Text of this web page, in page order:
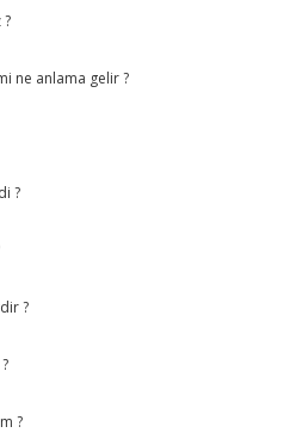
ne anlama gelir ?
?
?
?